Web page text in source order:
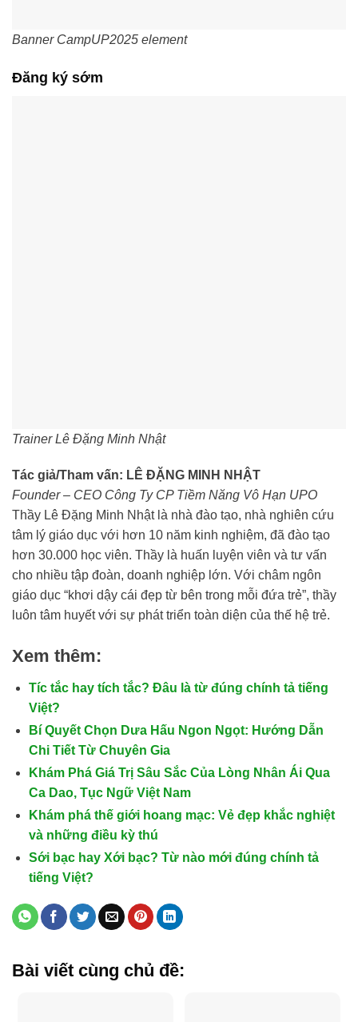
Banner CampUP2025 element
Đăng ký sớm
Trainer Lê Đặng Minh Nhật
Tác giả/Tham vấn: LÊ ĐẶNG MINH NHẬT
Founder – CEO Công Ty CP Tiềm Năng Vô Hạn UPO
Thầy Lê Đặng Minh Nhật là nhà đào tạo, nhà nghiên cứu
tâm lý giáo dục với hơn 10 năm kinh nghiệm, đã đào tạo
hơn 30.000 học viên. Thầy là huấn luyện viên và tư vấn
cho nhiều tập đoàn, doanh nghiệp lớn. Với châm ngôn
giáo dục “khơi dậy cái đẹp từ bên trong mỗi đứa trẻ”, thầy
luôn tâm huyết với sự phát triển toàn diện của thế hệ trẻ.
Xem thêm:
Tíc tắc hay tích tắc? Đâu là từ đúng chính tả tiếng
Việt?
Bí Quyết Chọn Dưa Hấu Ngon Ngọt: Hướng Dẫn
Chi Tiết Từ Chuyên Gia
Khám Phá Giá Trị Sâu Sắc Của Lòng Nhân Ái Qua
Ca Dao, Tục Ngữ Việt Nam
Khám phá thế giới hoang mạc: Vẻ đẹp khắc nghiệt
và những điều kỳ thú
Sới bạc hay Xới bạc? Từ nào mới đúng chính tả
tiếng Việt?
Bài viết cùng chủ đề: